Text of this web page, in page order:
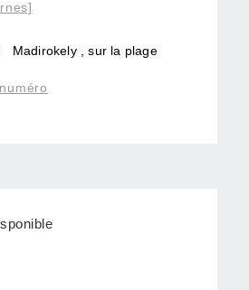
Madirokely , sur la plage